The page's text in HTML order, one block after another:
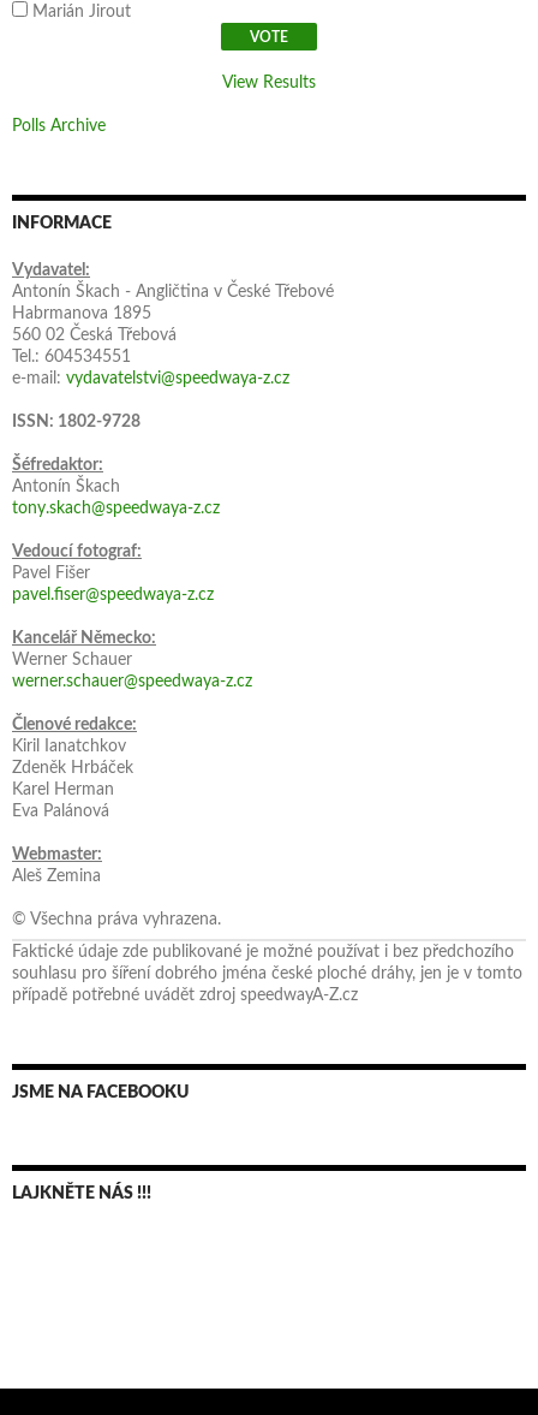
Marián Jirout
View Results
Polls Archive
INFORMACE
Vydavatel:
Antonín Škach - Angličtina v České Třebové
Habrmanova 1895
560 02 Česká Třebová
Tel.: 604534551
e-mail: vydavatelstvi@speedwaya-z.cz
ISSN: 1802-9728
Šéfredaktor:
Antonín Škach
tony.skach@speedwaya-z.cz
Vedoucí fotograf:
Pavel Fišer
pavel.fiser@speedwaya-z.cz
Kancelář Německo:
Werner Schauer
werner.schauer@speedwaya-z.cz
Členové redakce:
Kiril Ianatchkov
Zdeněk Hrbáček
Karel Herman
Eva Palánová
Webmaster:
Aleš Zemina
© Všechna práva vyhrazena.
Faktické údaje zde publikované je možné používat i bez předchozího
souhlasu pro šíření dobrého jména české ploché dráhy, jen je v tomto
případě potřebné uvádět zdroj speedwayA-Z.cz
JSME NA FACEBOOKU
LAJKNĚTE NÁS !!!